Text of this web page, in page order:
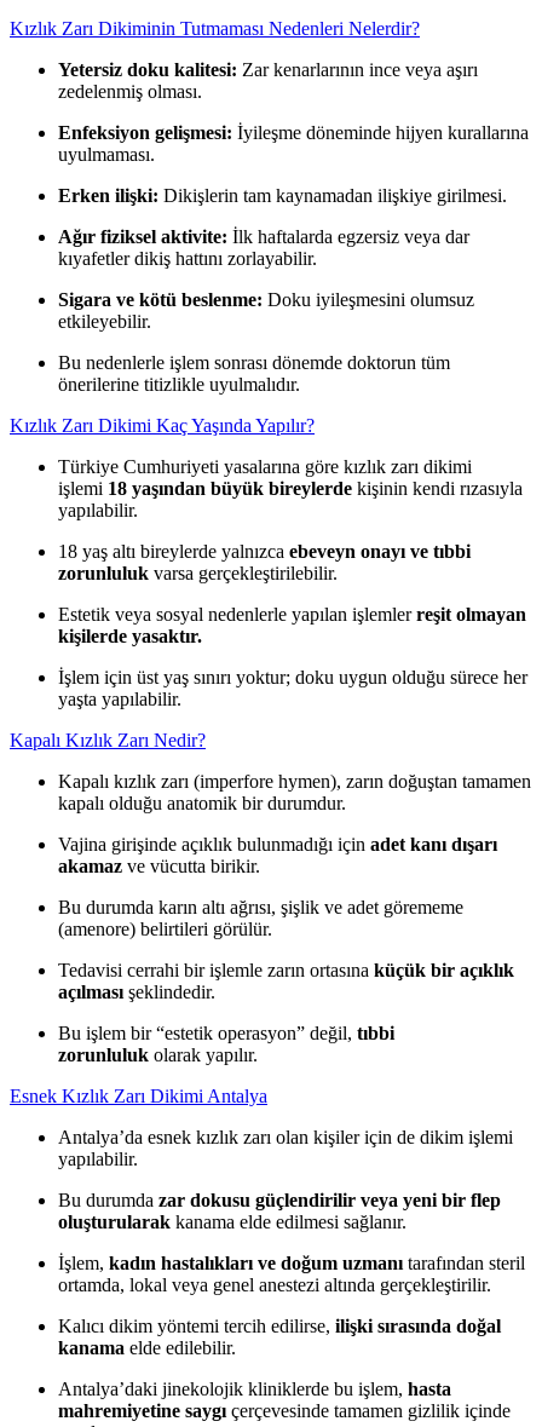
Kızlık Zarı Dikiminin Tutmaması Nedenleri Nelerdir?
Yetersiz doku kalitesi: Zar kenarlarının ince veya aşırı
zedelenmiş olması.
Enfeksiyon gelişmesi: İyileşme döneminde hijyen kurallarına
uyulmaması.
Erken ilişki: Dikişlerin tam kaynamadan ilişkiye girilmesi.
Ağır fiziksel aktivite: İlk haftalarda egzersiz veya dar
kıyafetler dikiş hattını zorlayabilir.
Sigara ve kötü beslenme: Doku iyileşmesini olumsuz
etkileyebilir.
Bu nedenlerle işlem sonrası dönemde doktorun tüm
önerilerine titizlikle uyulmalıdır.
Kızlık Zarı Dikimi Kaç Yaşında Yapılır?
Türkiye Cumhuriyeti yasalarına göre kızlık zarı dikimi
işlemi 18 yaşından büyük bireylerde kişinin kendi rızasıyla
yapılabilir.
18 yaş altı bireylerde yalnızca ebeveyn onayı ve tıbbi
zorunluluk varsa gerçekleştirilebilir.
Estetik veya sosyal nedenlerle yapılan işlemlerreşit olmayan
kişilerde yasaktır.
İşlem için üst yaş sınırı yoktur; doku uygun olduğu sürece her
yaşta yapılabilir.
Kapalı Kızlık Zarı Nedir?
Kapalı kızlık zarı (imperfore hymen), zarın doğuştan tamamen
kapalı olduğu anatomik bir durumdur.
Vajina girişinde açıklık bulunmadığı için adet kanı dışarı
akamaz ve vücutta birikir.
Bu durumda karın altı ağrısı, şişlik ve adet görememe
(amenore) belirtileri görülür.
Tedavisi cerrahi bir işlemle zarın ortasına küçük bir açıklık
açılması şeklindedir.
Bu işlem bir “estetik operasyon” değil, tıbbi
zorunluluk olarak yapılır.
Esnek Kızlık Zarı Dikimi Antalya
Antalya’da esnek kızlık zarı olan kişiler için de dikim işlemi
yapılabilir.
Bu durumda zar dokusu güçlendirilir veya yeni bir flep
oluşturularak kanama elde edilmesi sağlanır.
İşlem, kadın hastalıkları ve doğum uzmanı tarafından steril
ortamda, lokal veya genel anestezi altında gerçekleştirilir.
Kalıcı dikim yöntemi tercih edilirse, ilişki sırasında doğal
kanama elde edilebilir.
Antalya’daki jinekolojik kliniklerde bu işlem, hasta
mahremiyetine saygı çerçevesinde tamamen gizlilik içinde